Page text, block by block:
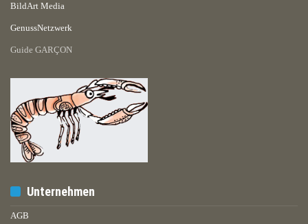
BildArt Media
GenussNetzwerk
Guide GARÇON
Unternehmen
AGB